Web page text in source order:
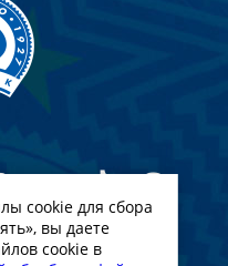
cookie для сбора
вы даете
cookie в